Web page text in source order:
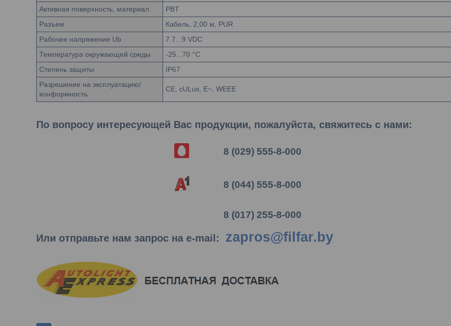
Активная поверхность, материал
PBT
Разъем
Кабель, 2,00 м, PUR
Рабочее напряжение Ub
7.7...9 VDC
Температура окружающей среды
-25...70 °C
Степень защиты
IP67
Разрешение на эксплуатацию/
конформность
CE, cULus, E~, WEEE
По вопросу интересующей Вас продукции, пожалуйста, свяжитесь с нами:
8 (029) 555-8-000
8 (044) 555-8-000
8 (017) 255-8-000
Или отправьте нам запрос на e-mail : zapros@filfar.by